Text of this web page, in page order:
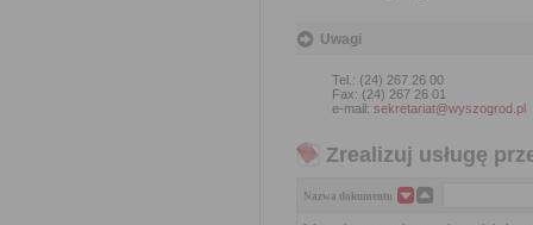
Uwagi
Tel.: (24) 267 26 00
Fax: (24) 267 26 01
e-mail: sekretariat@wyszogrod.pl
Zrealizuj usługę
Nazwa dokumentu